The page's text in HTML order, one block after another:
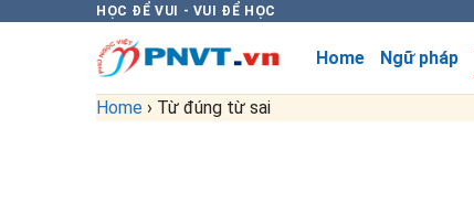
HỌC ĐỂ VUI - VUI ĐỂ HỌC
Home Ngữ pháp
Home › Từ đúng từ sai